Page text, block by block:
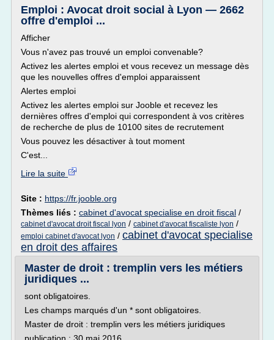
Emploi : Avocat droit social à Lyon — 2662
offre d'emploi ...
Afficher
Vous n'avez pas trouvé un emploi convenable?
Activez les alertes emploi et vous recevez un message dès
que les nouvelles offres d'emploi apparaissent
Alertes emploi
Activez les alertes emploi sur Jooble et recevez les
dernières offres d'emploi qui correspondent à vos critères
de recherche de plus de 10100 sites de recrutement
Vous pouvez les désactiver à tout moment
C'est...
Lire la suite
Site : https://fr.jooble.org
Thèmes liés : cabinet d'avocat specialise en droit fiscal /
cabinet d'avocat droit fiscal lyon / cabinet d'avocat fiscaliste lyon /
emploi cabinet d'avocat lyon / cabinet d'avocat specialise
en droit des affaires
Master de droit : tremplin vers les métiers
juridiques ...
sont obligatoires.
Les champs marqués d'un * sont obligatoires.
Master de droit : tremplin vers les métiers juridiques